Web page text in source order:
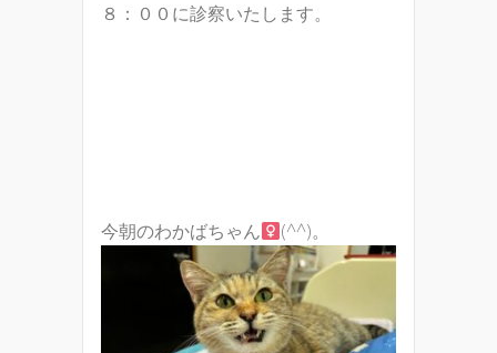
８：００に診察いたします。
今朝のわかばちゃん (^^)。